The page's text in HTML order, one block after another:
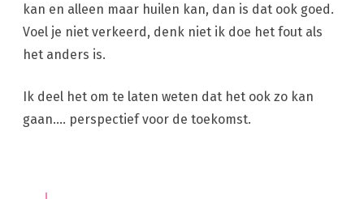
kan en alleen maar huilen kan, dan is dat ook goed.
Voel je niet verkeerd, denk niet ik doe het fout als
het anders is.
Ik deel het om te laten weten dat het ook zo kan
gaan…. perspectief voor de toekomst.